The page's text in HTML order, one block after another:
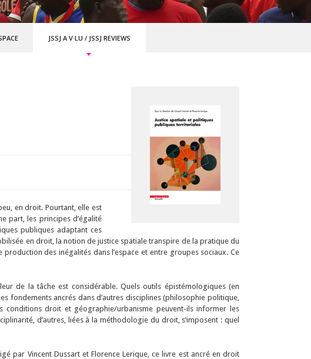
JSSJ A V·LU / JSSJ REVIEWS
en droit. Pourtant, elle est
part, les principes d’égalité
publiques adaptant ces
en droit, la notion de justice spatiale transpire de la pratique du
des inégalités dans l’espace et entre groupes sociaux. Ce
de la tâche est considérable. Quels outils épistémologiques (en
fondements ancrés dans d’autres disciplines (philosophie politique,
conditions droit et géographie/urbanisme peuvent-ils informer les
d’autres, liées à la méthodologie du droit, s’imposent : quel
par Vincent Dussart et Florence Lerique, ce livre est ancré en droit